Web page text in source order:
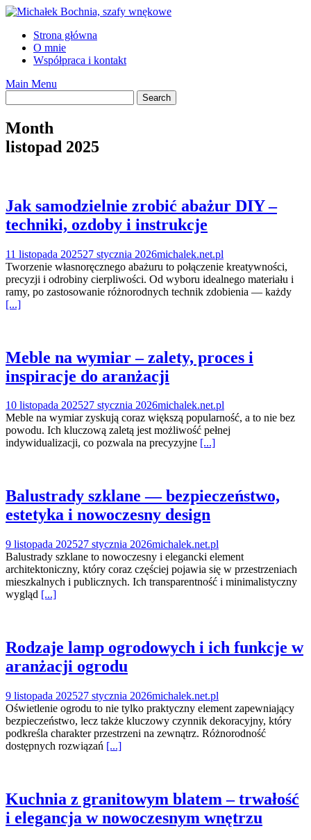
Skip
contentStrona główna
O mnie
Współpraca i kontakt
Main Menu
Month
listopad 2025
Jak samodzielnie zrobić abażur DIY –
techniki, ozdoby i instrukcje
11 listopada 202527 stycznia 2026michalek.net.pl
Tworzenie własnoręcznego abażuru to połączenie kreatywności,
precyzji i odrobiny cierpliwości. Od wyboru idealnego materiału i
ramy, po zastosowanie różnorodnych technik zdobienia — każdy
[...]
Meble na wymiar – zalety, proces i
inspiracje do aranżacji
10 listopada 202527 stycznia 2026michalek.net.pl
Meble na wymiar zyskują coraz większą popularność, a to nie bez
powodu. Ich kluczową zaletą jest możliwość pełnej
indywidualizacji, co pozwala na precyzyjne [...]
Balustrady szklane — bezpieczeństwo,
estetyka i nowoczesny design
9 listopada 202527 stycznia 2026michalek.net.pl
Balustrady szklane to nowoczesny i elegancki element
architektoniczny, który coraz częściej pojawia się w przestrzeniach
mieszkalnych i publicznych. Ich transparentność i minimalistyczny
wygląd [...]
Rodzaje lamp ogrodowych i ich funkcje w
aranżacji ogrodu
9 listopada 202527 stycznia 2026michalek.net.pl
Oświetlenie ogrodu to nie tylko praktyczny element zapewniający
bezpieczeństwo, lecz także kluczowy czynnik dekoracyjny, który
podkreśla charakter przestrzeni na zewnątrz. Różnorodność
dostępnych rozwiązań [...]
Kuchnia z granitowym blatem – trwałość
i elegancja w nowoczesnym wnętrzu